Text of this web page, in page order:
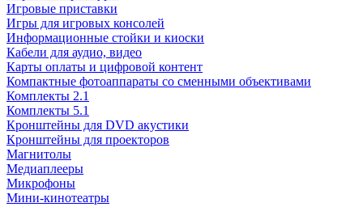
Игровые приставки
Игры для игровых консолей
Информационные стойки и киоски
Кабели для аудио, видео
Карты оплаты и цифровой контент
Компактные фотоаппараты со сменными объективами
Комплекты 2.1
Комплекты 5.1
Кронштейны для DVD акустики
Кронштейны для проекторов
Магнитолы
Медиаплееры
Микрофоны
Мини-кинотеатры